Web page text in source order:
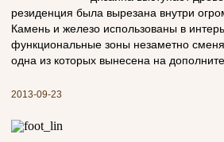
резиденция была вырезана внутри
Камень и железо использованы в
функциональные зоны незаметно
одна из которых вынесена на
2013-09-23